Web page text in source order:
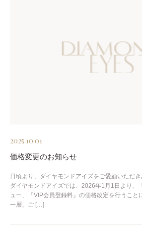
2025.10.01
価格変更のお知らせ
日頃より、ダイヤモンドアイズをご愛顧いただき
ダイヤモンドアイズでは、2026年1月1日より、
ュー、『VIP会員登録料』の価格改定を行うこと
一層、ご […]